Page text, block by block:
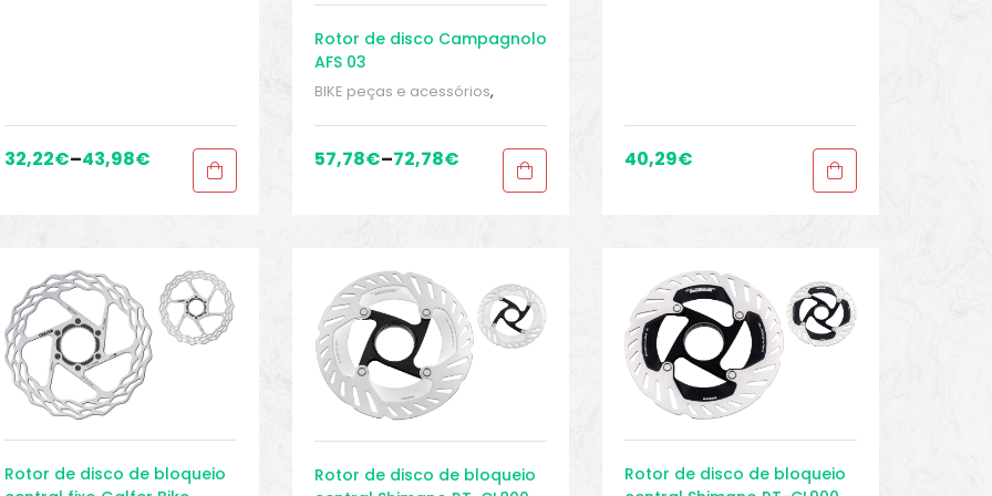
32,22€–43,98€
Rotor de disco Campagnolo
AFS 03
BIKE peças e acessórios,
Peças de bicicleta Speed
,Sport
57,78€–72,78€ 40,29€
Rotor de disco de bloqueio
Rotor de disco de bloqueio
Rotor de disco de bloqueio